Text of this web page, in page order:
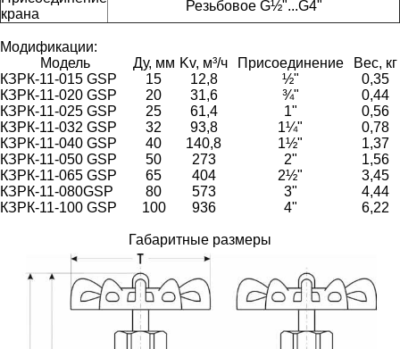
крана
Резьбовое G½"...G4"
Модификации:
Модель
Ду, мм Kv, м³/ч Присоединение
Вес, кг
КЗРК-11-015 GSP
15 12,8 ½"
0,35
КЗРК-11-020 GSP
20 31,6 ¾"
0,44
КЗРК-11-025 GSP
25 61,4 1"
0,56
КЗРК-11-032 GSP
32 93,8 1¼"
0,78
КЗРК-11-040 GSP
40 140,8 1½"
1,37
КЗРК-11-050 GSP
50 273 2"
1,56
КЗРК-11-065 GSP
65 404 2½"
3,45
КЗРК-11-080GSP
80 573 3"
4,44
КЗРК-11-100 GSP
100 936 4" 6,22
Габаритные размеры